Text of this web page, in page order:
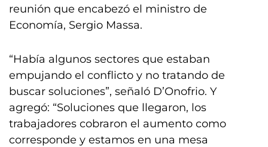
reunión que encabezó el ministro de
Economía, Sergio Massa.
“Había algunos sectores que estaban
empujando el conflicto y no tratando de
buscar soluciones”, señaló D’Onofrio. Y
agregó: “Soluciones que llegaron, los
trabajadores cobraron el aumento como
corresponde y estamos en una mesa